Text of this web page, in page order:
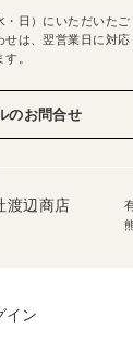
・日）にいただいたご
せは、翌営業日に対応
。
のお問合せ
イン